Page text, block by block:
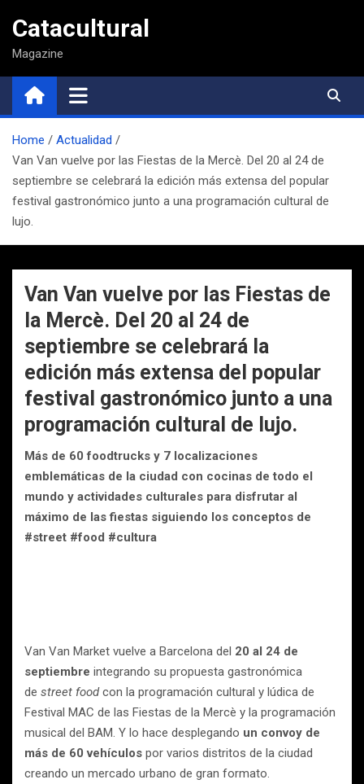
contenido
Catacultural
Magazine
Home
Actualidad
Van Van vuelve por las Fiestas de la Mercè. Del 20 al 24 de
septiembre se celebrará la edición más extensa del popular
festival gastronómico junto a una programación cultural de
lujo.
Van Van vuelve por las Fiestas de
la Mercè. Del 20 al 24 de
septiembre se celebrará la
edición más extensa del popular
festival gastronómico junto a una
programación cultural de lujo.
Más de 60 foodtrucks y 7 localizaciones
emblemáticas de la ciudad con cocinas de todo el
mundo y actividades culturales para disfrutar al
máximo de las fiestas siguiendo los conceptos de
#street #food #cultura
Van Van Market vuelve a Barcelona del 20 al 24 de
septiembre integrando su propuesta gastronómica
de street foodcon la programación cultural y lúdica de
Festival MAC de las Fiestas de la Mercè y la programación
musical del BAM. Y lo hace desplegando un convoy de
más de 60 vehículos por varios distritos de la ciudad
creando un mercado urbano de gran formato.